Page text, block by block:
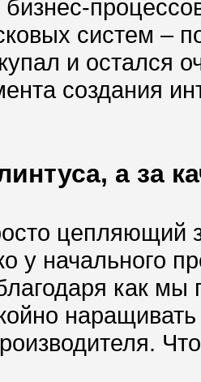
бизнес-
систем –
и остался
создания
а за
цепляющий
у начального
как
наращивать